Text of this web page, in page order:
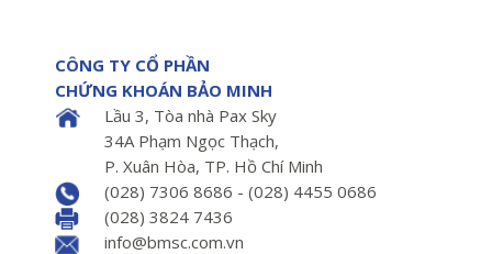
CÔNG TY CỔ PHẦN
CHỨNG KHOÁN BẢO MINH
Lầu 3, Tòa nhà Pax Sky
34A Phạm Ngọc Thạch,
P. Xuân Hòa, TP. Hồ Chí Minh
(028) 7306 8686 - (028) 4455 0686
(028) 3824 7436
info@bmsc.com.vn